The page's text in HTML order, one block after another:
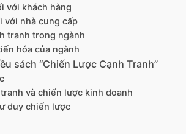
với khách hàng
với nhà cung cấp
tranh trong ngành
hóa của ngành
sách “Chiến Lược Cạnh Tranh”
và chiến lược kinh doanh
duy chiến lược